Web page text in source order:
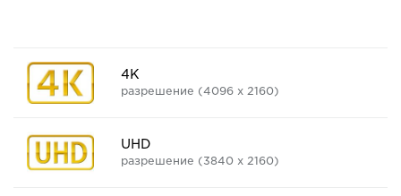
4K
разрешение (4096 x 2160)
UHD
разрешение (3840 x 2160)